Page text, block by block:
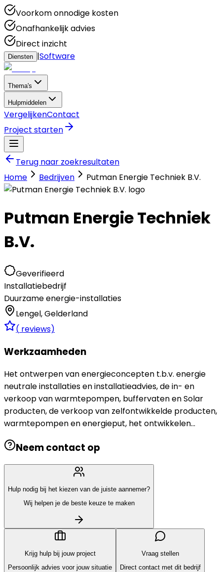
Voorkom onnodige kosten
Onafhankelijk advies
Direct inzicht
Diensten |Software
Thema's
Hulpmiddelen
VergelijkenContact
Project starten
Terug naar zoekresultaten
Home
Bedrijven Putman Energie Techniek B.V.
Putman Energie Techniek
B.V.
Geverifieerd
Installatiebedrijf
Duurzame energie-installaties
Lengel,Gelderland
( reviews)
Werkzaamheden
Het ontwerpen van energieconcepten t.b.v. energie
neutrale installaties en installatieadvies, de in- en
verkoop van warmtepompen, buffervaten en Solar
producten, de verkoop van zelfontwikkelde producten,
warmtepompen en energieput, het ontwikkelen...
Neem contact op
Hulp nodig bij het kiezen van de juiste aannemer?
Wij helpen je de beste keuze te maken
Krijg hulp bij jouw project
Persoonlijk advies voor jouw situatie
Vraag stellen
Direct contact met dit bedrijf